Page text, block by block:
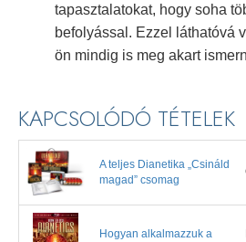
tapasztalatokat, hogy soha
befolyással. Ezzel láthatóvá
ön mindig is meg akart
KAPCSOLÓDÓ TÉTELEK
A teljes Dianetika „Csináld
magad” csomag
Hogyan alkalmazzuk a